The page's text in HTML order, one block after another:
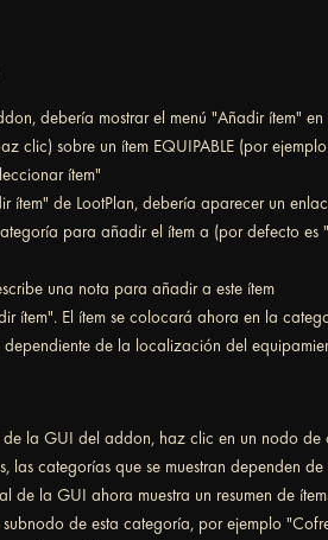
debería mostrar el menú "Añadir ítem"
clic) sobre un ítem EQUIPABLE (por
ítem"
ítem" de LootPlan, debería aparecer un
para añadir el ítem a (por defecto es
una nota para añadir a este ítem
ítem". El ítem se colocará ahora en la
de la localización del
de la GUI del addon, haz clic en un nodo
las categorías que se muestran dependen de
de la GUI ahora muestra un resumen de
de esta categoría, por ejemplo